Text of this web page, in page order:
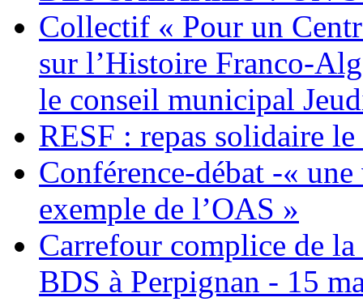
Collectif « Pour un
sur l’Histoire Franco-
le conseil municipal
RESF : repas solidaire
Conférence-débat -«
exemple de l’OAS »
Carrefour complice de
BDS à Perpignan - 15